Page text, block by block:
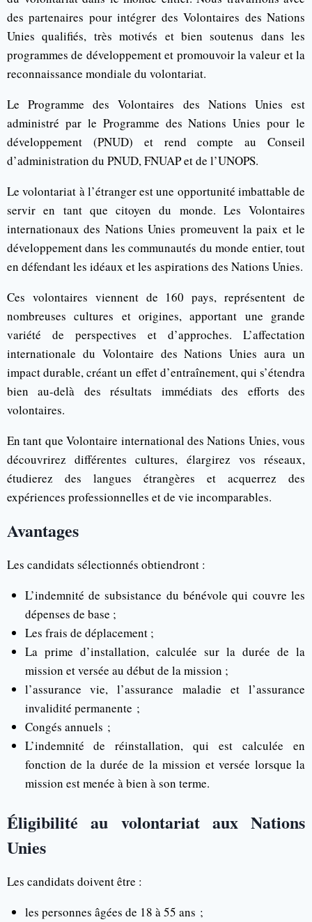
des partenaires pour intégrer des Volontaires des Nations
Unies qualifiés, très motivés et bien soutenus dans les
programmes de développement et promouvoir la valeur et la
reconnaissance mondiale du volontariat.
Le Programme des Volontaires des Nations Unies est
administré par le Programme des Nations Unies pour le
développement (PNUD) et rend compte au Conseil
d’administration du PNUD, FNUAP et de l’UNOPS.
Le volontariat à l’étranger est une opportunité imbattable de
servir en tant que citoyen du monde. Les Volontaires
internationaux des Nations Unies promeuvent la paix et le
développement dans les communautés du monde entier, tout
en défendant les idéaux et les aspirations des Nations Unies.
Ces volontaires viennent de 160 pays, représentent de
nombreuses cultures et origines, apportant une grande
variété de perspectives et d’approches. L’affectation
internationale du Volontaire des Nations Unies aura un
impact durable, créant un effet d’entraînement, qui s’étendra
bien au-delà des résultats immédiats des efforts des
volontaires.
En tant que Volontaire international des Nations Unies, vous
découvrirez différentes cultures, élargirez vos réseaux,
étudierez des langues étrangères et acquerrez des
expériences professionnelles et de vie incomparables.
Avantages
Les candidats sélectionnés obtiendront :
L’indemnité de subsistance du bénévole qui couvre les
dépenses de base ;
Les frais de déplacement ;
La prime d’installation, calculée sur la durée de la
mission et versée au début de la mission ;
l’assurance vie, l’assurance maladie et l’assurance
invalidité permanente ;
Congés annuels ;
L’indemnité de réinstallation, qui est calculée en
fonction de la durée de la mission et versée lorsque la
mission est menée à bien à son terme.
Éligibilité au volontariat aux Nations
Unies
Les candidats doivent être :
les personnes âgées de 18 à 55 ans ;